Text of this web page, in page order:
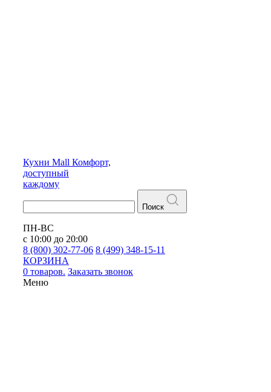
Кухни Mall Комфорт,
доступный
каждому
Поиск
ПН-ВС
с 10:00 до 20:00
8 (800) 302-77-06 8 (499) 348-15-11
КОРЗИНА
0 товаров. Заказать звонок
Меню